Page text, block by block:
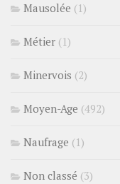
Mausolée (1)
Métier (1)
Minervois (2)
Moyen-Age (492)
Naufrage (1)
Non classé (3)